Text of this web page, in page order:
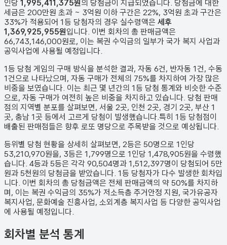
인당 1,995,411,375원의 당첨금이 지급되었습니다. 당첨금에 대한
세금은 200만원 초과 ~ 3억원 이하 구간은 22%, 3억원 초과 구간은
33%가 적용되어 1등 당첨자의 경우 실수령액은 세후
1,369,925,955원입니다. 이번 회차의 총 판매금액은
66,743,146,000원로, 이는 복권 수익금의 일부가 국가 복지 사업과
공익사업에 사용될 예정입니다.
1등 당첨 게임의 구매 방식을 분석한 결과, 자동 6건, 반자동 1건, 수동
1건 으로 나타났으며, 자동 구매가 전체의 75%를 차지하여 가장 많은
비중을 보였습니다. 이는 최근 몇 년간의 1등 당첨 통계와 비슷한 수준
으로, 자동 구매가 여전히 높은 비중을 차지하고 있습니다. 당첨 판매
점의 지역별 분포를 살펴보면, 서울 2곳, 인천 2곳, 경기 2곳, 부산 1
곳, 충남 1곳 등에서 고르게 당첨이 발생했습니다. 특히 1등 당첨점이
배출된 판매점들은 향후 로또 명당으로 주목받을 것으로 예상됩니다.
등위별 당첨 현황을 상세히 살펴보면, 2등은 50명으로 1인당
53,210,970원을, 3등은 1,799명으로 1인당 1,478,905원을 수령했
습니다. 4등과 5등은 각각 90,504명과 1,512,397명이 당첨되어 5만
원과 5천원의 당첨금을 받았습니다. 1등 당첨자가 다수 발생한 회차입
니다. 이번 회차의 총 당첨금액은 전체 판매금액의 약 50%를 차지하
며, 이는 복권 수익금의 35%가 저소득층 주거안정 지원, 국가유공자
복지사업, 문화예술 진흥사업, 소외계층 복지사업 등 다양한 공익사업
에 사용될 예정입니다.
회차별 분석 통계